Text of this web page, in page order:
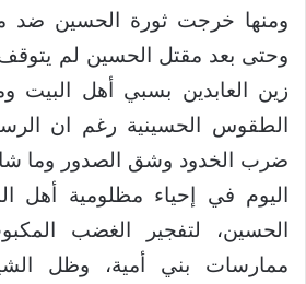
ومنها خرجت ثورة الحسين ضد
وحتى بعد مقتل الحسين لم يتوقف
زين العابدين بسبي أهل
الطقوس الحسينية رغم ان
ضرب الخدود وشق الصدور وما
اليوم في إحياء مظلومية أهل
الحسين، لتفجير الغضب
ممارسات بني أمية، وظل